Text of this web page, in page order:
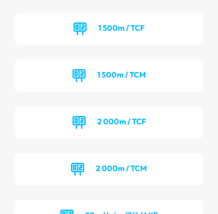
1 500m / TCF
1 500m / TCM
2 000m / TCF
2 000m / TCM